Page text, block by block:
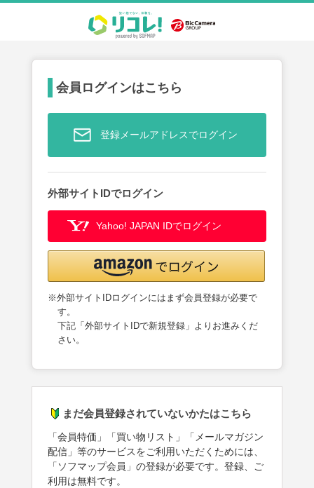
会員ログインはこちら
登録メールアドレスでログイン
外部サイトIDでログイン
Yahoo! JAPAN IDでログイン
※外部サイトIDログインにはまず会員登録が必要で
す。
下記「外部サイトIDで新規登録」よりお進みくだ
さい。
まだ会員登録されていないかたはこちら
「会員特価」「買い物リスト」「メールマガジン
配信」等のサービスをご利用いただくためには、
「ソフマップ会員」の登録が必要です。登録、ご
利用は無料です。